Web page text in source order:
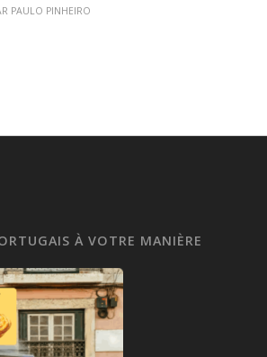
PAULO PINHEIRO
À VOTRE MANIÈRE